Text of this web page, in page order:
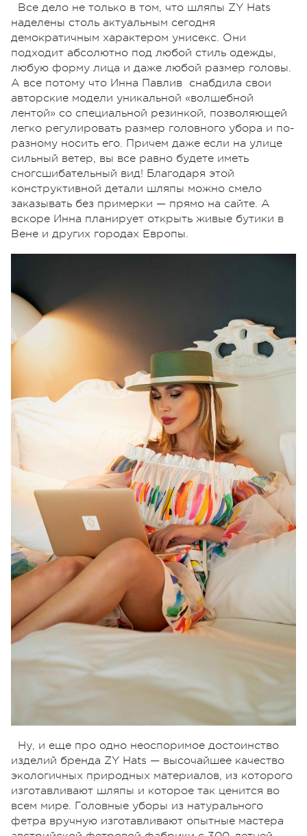
Все дело не только в том, что шляпы ZY Hats
наделены столь актуальным сегодня
демократичным характером унисекс. Они
подходит абсолютно под любой стиль одежды,
любую форму лица и даже любой размер головы.
А все потому что Инна Павлив
снабдила свои
авторские модели уникальной «волшебной
лентой» со специальной резинкой, позволяющей
легко регулировать размер головного убора и по-
разному носить его. Причем даже если на улице
сильный ветер, вы все равно будете иметь
сногсшибательный вид! Благодаря этой
конструктивной детали шляпы можно смело
заказывать без примерки — прямо на сайте. А
вскоре Инна планирует открыть живые бутики в
Вене и других городах Европы.
Ну, и еще про одно неоспоримое достоинство
изделий бренда ZY Hats — высочайшее качество
экологичных природных материалов, из которого
изготавливают шляпы и которое так ценится во
всем мире. Головные уборы из натурального
фетра вручную изготавливают опытные мастера